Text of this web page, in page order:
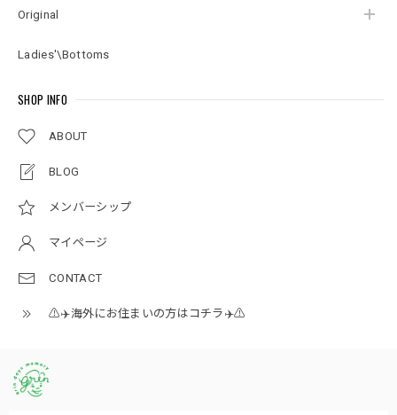
Original
Ladies'\Bottoms
SHOP INFO
ABOUT
BLOG
メンバーシップ
マイページ
CONTACT
⚠️✈️海外にお住まいの方はコチラ✈️⚠️